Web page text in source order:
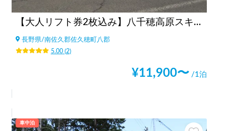
【大人リフト券2枚込み】八千穂高原スキー場
長野県/南佐久郡佐久穂町八郡
5.00(2)
¥11,900〜 /1泊
車中泊